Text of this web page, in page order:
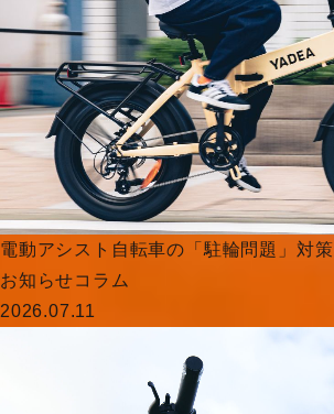
電動アシスト自転車の「駐輪問題」対策
お知らせコラム
2026.07.11